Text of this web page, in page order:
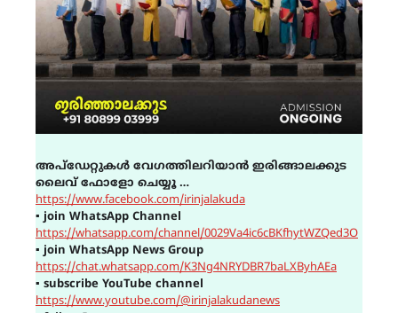
അപ്ഡേറ്റുകൾ വേഗത്തിലറിയാൻ ഇരിങ്ങാലക്കുട
ലൈവ് ഫോളോ ചെയ്യൂ …
https://www.facebook.com/irinjalakuda
▪join WhatsApp Channel
https://whatsapp.com/channel/0029Va4ic6cBKfhytWZQed3O
▪join WhatsApp News Group
https://chat.whatsapp.com/K3Ng4NRYDBR7baLXByhAEa
▪ subscribe YouTube channel
https://www.youtube.com/@irinjalakudanews